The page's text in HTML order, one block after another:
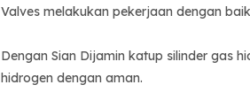
Valves melakukan pekerjaan dengan
Dengan Sian Dijamin katup silinder gas
hidrogen dengan aman.